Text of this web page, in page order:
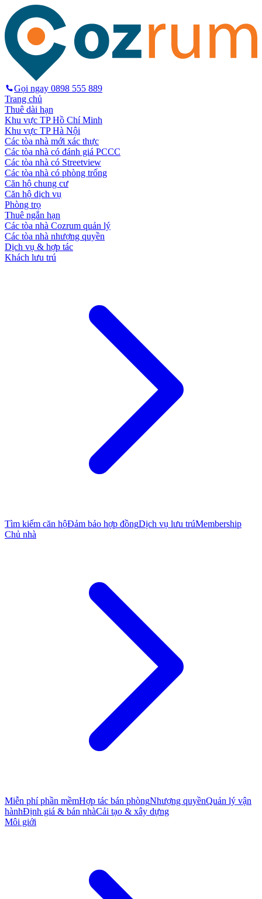
Gọi ngay 0898 555 889
Trang chủ
Thuê dài hạn
Khu vực TP Hồ Chí Minh
Khu vực TP Hà Nội
Các tòa nhà mới xác thực
Các tòa nhà có đánh giá PCCC
Các tòa nhà có Streetview
Các tòa nhà có phòng trống
Căn hộ chung cư
Căn hộ dịch vụ
Phòng trọ
Thuê ngắn hạn
Các tòa nhà Cozrum quản lý
Các tòa nhà nhượng quyền
Dịch vụ & hợp tác
Khách lưu trú
Tìm kiếm căn hộĐảm bảo hợp đồngDịch vụ lưu trúMembership
Chủ nhà
Miễn phí phần mềmHợp tác bán phòngNhượng quyềnQuản lý vận
hànhĐịnh giá & bán nhàCải tạo & xây dựng
Môi giới